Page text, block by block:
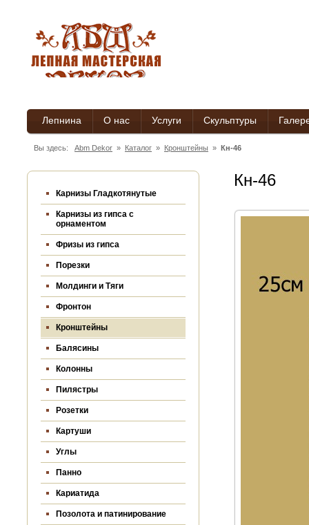
Лепнина О нас Услуги Скульптуры
Вы здесь: Abm Dekor » Каталог » Кронштейны » Кн-46
Карнизы Гладкотянутые
Карнизы из гипса c
орнаментом
Фризы из гипса
Порезки
Молдинги и Тяги
Фронтон
Кронштейны
Балясины
Колонны
Пилястры
Розетки
Картуши
Углы
Панно
Кариатида
Позолота и патинирование
Кн-46